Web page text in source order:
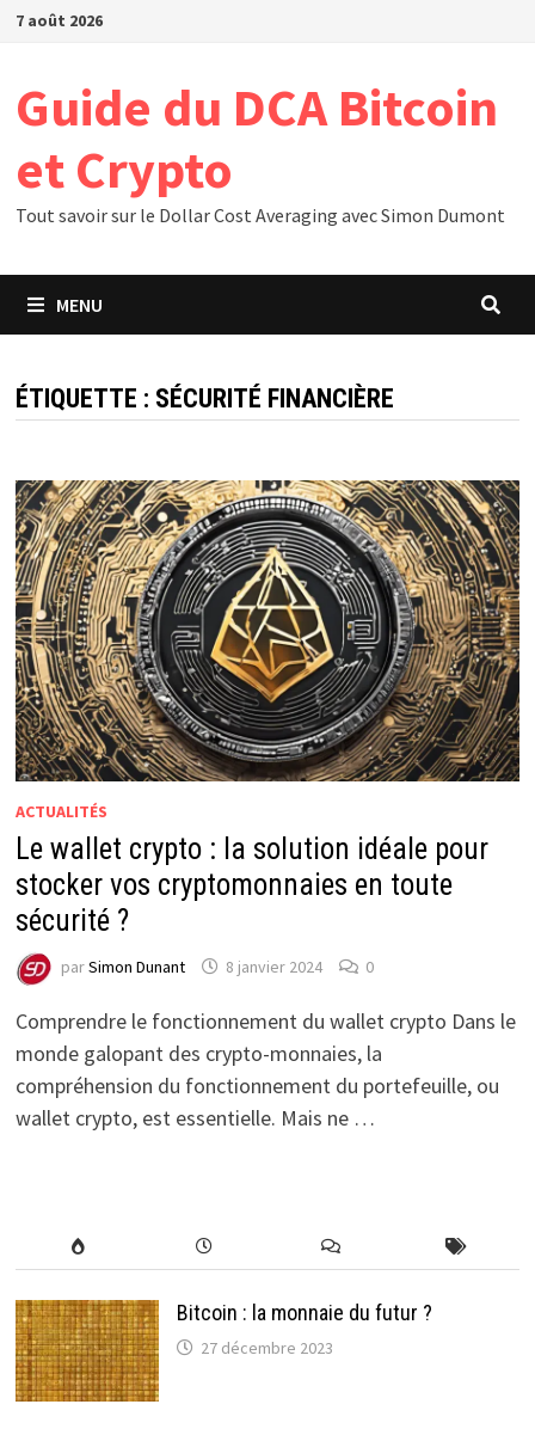
Passer
7 août 2026
Guide du DCA Bitcoin
et Crypto
Tout savoir sur le Dollar Cost Averaging avec Simon Dumont
MENU
ÉTIQUETTE : SÉCURITÉ FINANCIÈRE
ACTUALITÉS
Le wallet crypto : la solution idéale pour
stocker vos cryptomonnaies en toute
sécurité ?
parSimon Dunant 8 janvier 2024 0
Comprendre le fonctionnement du wallet crypto Dans le
monde galopant des crypto-monnaies, la
compréhension du fonctionnement du portefeuille, ou
wallet crypto, est essentielle. Mais ne …
Bitcoin : la monnaie du futur ?
27 décembre 2023